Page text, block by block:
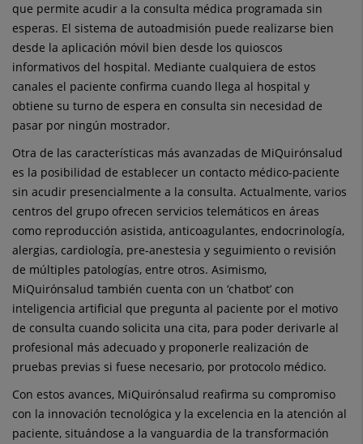
que permite acudir a la consulta médica programada sin
esperas. El sistema de autoadmisión puede realizarse bien
desde la aplicación móvil bien desde los quioscos
informativos del hospital. Mediante cualquiera de estos
canales el paciente confirma cuando llega al hospital y
obtiene su turno de espera en consulta sin necesidad de
pasar por ningún mostrador.
Otra de las características más avanzadas de MiQuirónsalud
es la posibilidad de establecer un contacto médico-paciente
sin acudir presencialmente a la consulta. Actualmente, varios
centros del grupo ofrecen servicios telemáticos en áreas
como reproducción asistida, anticoagulantes, endocrinología,
alergias, cardiología, pre-anestesia y seguimiento o revisión
de múltiples patologías, entre otros. Asimismo,
MiQuirónsalud también cuenta con un ‘chatbot’ con
inteligencia artificial que pregunta al paciente por el motivo
de consulta cuando solicita una cita, para poder derivarle al
profesional más adecuado y proponerle realización de
pruebas previas si fuese necesario, por protocolo médico.
Con estos avances, MiQuirónsalud reafirma su compromiso
con la innovación tecnológica y la excelencia en la atención al
paciente, situándose a la vanguardia de la transformación